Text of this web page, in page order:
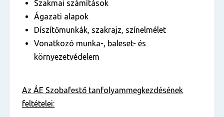
Szakmai számítások
Ágazati alapok
Díszítőmunkák, szakrajz, színelmélet
Vonatkozó munka-, baleset- és
környezetvédelem
Az ÁE Szobafestő tanfolyammegkezdésének
feltételei: